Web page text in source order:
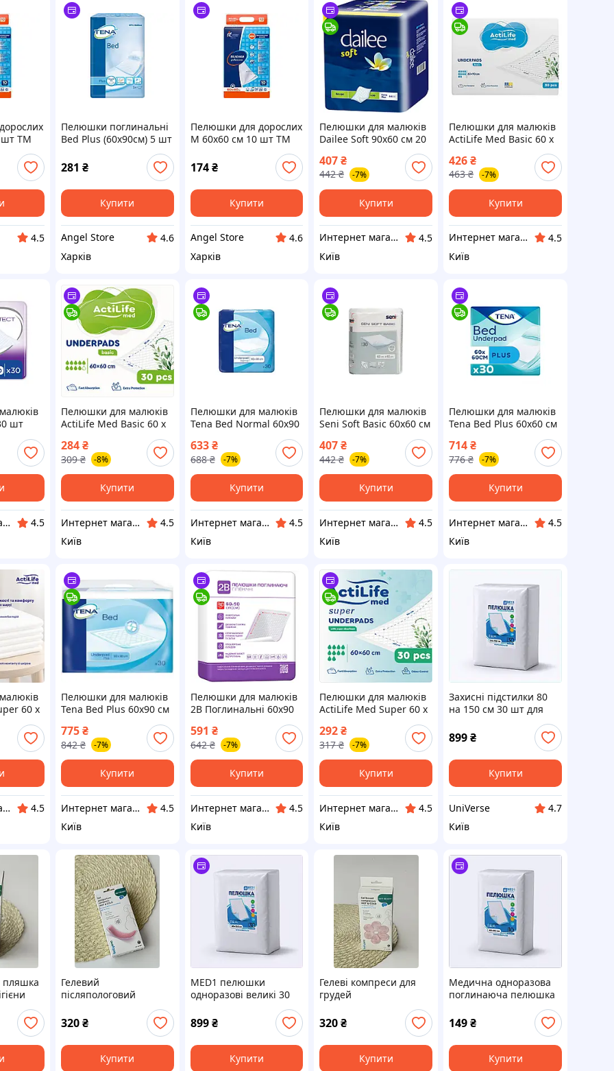
шт ТМ
4.5
Пелюшки поглинальні
Bed Plus (60х90см) 5 шт
281 ₴
Купити
Angel Store
4.6
Харків
Пелюшки для дорослих
M 60x60 см 10 шт ТМ
174 ₴
Купити
Angel Store
4.6
Харків
Пелюшки для малюків
Dailee Soft 90х60 см 20
шт (8595611623950) —
Доступний
407₴
442 ₴ -7%
Купити
Интернет магазин "Домовичок"
4.5
Київ
Пелюшки для малюків
ActiLife Med Basic 60 х
(4820174981488) —
Доступний
426₴
463 ₴ -7%
Купити
Интернет магазин "Домовичок"
4.5
Київ
шт
Интернет магазин "Домовичок"
4.5
Пелюшки для малюків
ActiLife Med Basic 60 х
(4820174981471) —
Доступний
284₴
309 ₴ -8%
Купити
Интернет магазин "Домовичок"
4.5
Київ
Пелюшки для малюків
Tena Bed Normal 60х90
(7322540529319) —
Доступний
633 ₴
688 ₴ -7%
Купити
Интернет магазин "Домовичок"
4.5
Київ
Пелюшки для малюків
Seni Soft Basic 60х60 см
30 шт (5900516692308)
— Доступний
407₴
442 ₴ -7%
Купити
Интернет магазин "Домовичок"
4.5
Київ
Пелюшки для малюків
Tena Bed Plus 60x60 см
30 шт (7322540800746)
— Доступний
714₴
776 ₴ -7%
Купити
Интернет магазин "Домовичок"
4.5
Київ
60 х
—
Интернет магазин "Домовичок"
4.5
Пелюшки для малюків
Tena Bed Plus 60x90 см
30 шт (7322540800760)
— Доступний
775₴
842 ₴ -7%
Купити
Интернет магазин "Домовичок"
4.5
Київ
Пелюшки для малюків
2B Поглинальні 60х90
(7640341150908) —
Доступний
591 ₴
642 ₴ -7%
Купити
Интернет магазин "Домовичок"
4.5
Київ
Пелюшки для малюків
ActiLife Med Super 60 х
(4820174981501) —
Доступний
292₴
317 ₴ -7%
Купити
Интернет магазин "Домовичок"
4.5
Київ
Захисні підстилки 80
на 150 см 30 шт для
нерухомих пацієнтів
8889PX8M90
899₴
Купити
UniVerse
4.7
Київ
пляшка
Гелевий
післяпологовий
320₴
Купити
MED1 пелюшки
одноразові великі 30
88898HE90B
899 ₴
Купити
Гелеві компреси для
грудей
320₴
Купити
Медична одноразова
поглинаюча пелюшка
MED1 WC03 60x90 см
10 шт 88C89887P
149₴
Купити